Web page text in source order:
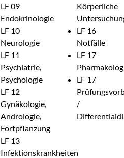
LF 09
Endokrinologie
LF 10
Neurologie
LF 11
Psychiatrie,
Psychologie
LF 12
Gynäkologie,
Andrologie,
Fortpflanzung
LF 13
Infektionskrankheiten
Körperliche
LF 16
Notfälle
LF 17
LF 17
/